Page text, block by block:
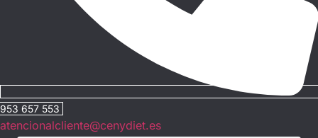
953 657 553
atencionalcliente@cenydiet.es